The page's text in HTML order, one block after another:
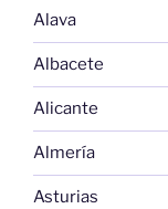
Alava
Albacete
Alicante
Almería
Asturias